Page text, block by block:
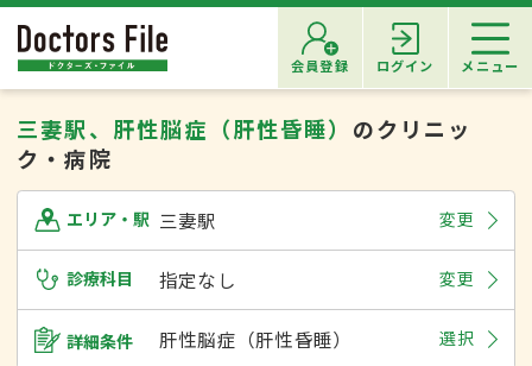
会員登録 ログイン メニュー
三妻駅、肝性脳症（肝性昏睡） のクリニッ
ク・病院
エリア・駅 三妻駅 変更
診療科目 指定なし 変更
詳細条件 肝性脳症（肝性昏睡） 選択